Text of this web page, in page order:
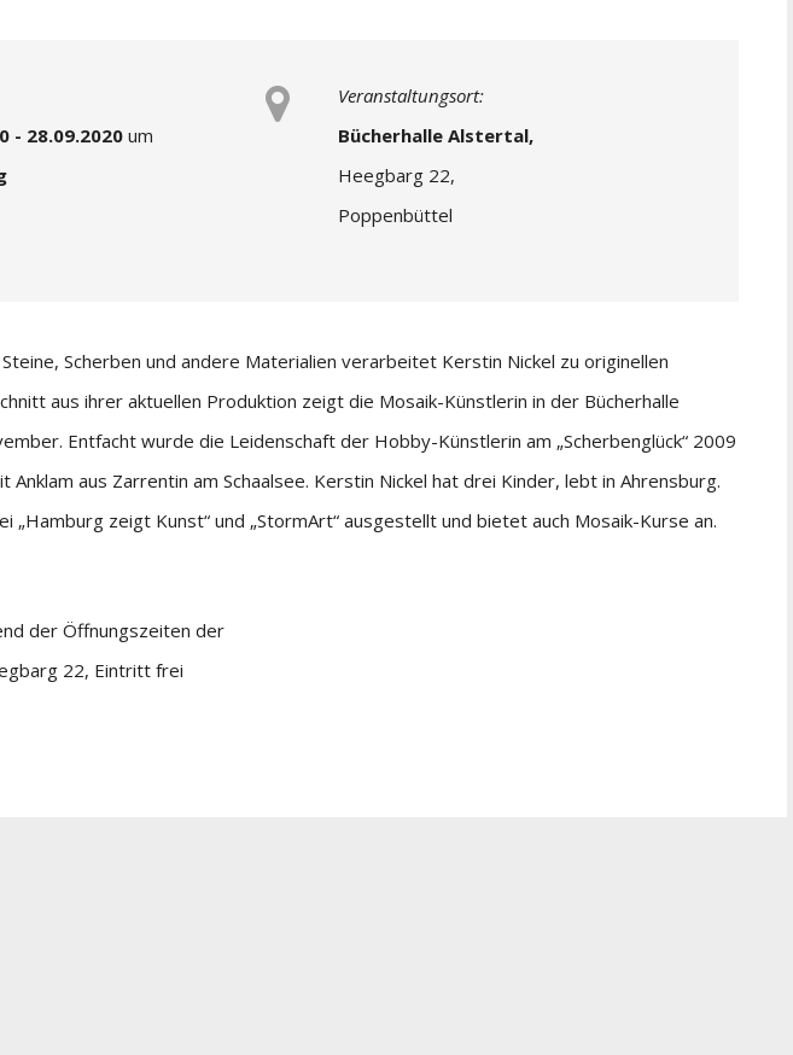
- 28.09.2020um
Veranstaltungsort:
Bücherhalle Alstertal,
Heegbarg 22,
Poppenbüttel
Scherben und andere Materialien verarbeitet Kerstin Nickel zu originellen
aus ihrer aktuellen Produktion zeigt die Mosaik-Künstlerin in der Bücherhalle
Entfacht wurde die Leidenschaft der Hobby-Künstlerin am „Scherbenglück“ 2009
Anklam aus Zarrentin am Schaalsee. Kerstin Nickel hat drei Kinder, lebt in Ahrensburg.
„Hamburg zeigt Kunst“ und „StormArt“ ausgestellt und bietet auch Mosaik-Kurse an.
der Öffnungszeiten der
22, Eintritt frei